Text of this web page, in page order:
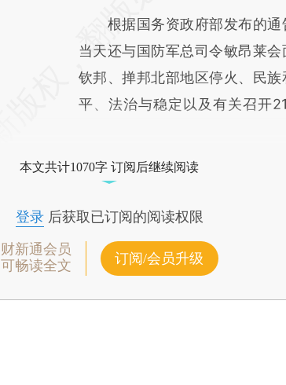
根据国务资政府部发布的通
当天还与国防军总司令敏昂莱
钦邦、掸邦北部地区停火、民族
平、法治与稳定以及有关召开
本文共计1070字 订阅后继续阅读
登录后获取已订阅的阅读权限
财新通会员
可畅读全文
订阅/会员升级